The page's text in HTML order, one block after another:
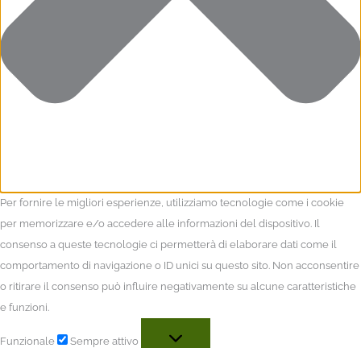
Per fornire le migliori esperienze, utilizziamo tecnologie come i cookie
per memorizzare e/o accedere alle informazioni del dispositivo. Il
consenso a queste tecnologie ci permetterà di elaborare dati come il
comportamento di navigazione o ID unici su questo sito. Non acconsentire
o ritirare il consenso può influire negativamente su alcune caratteristiche
e funzioni.
Funzionale Sempre attivo